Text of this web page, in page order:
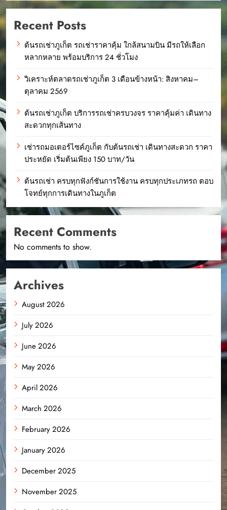
Recent Posts
ต้นรถเช่าภูเก็ต รถเช่าราคาคุ้ม ใกล้สนามบิน มีรถให้เลือก
หลากหลาย พร้อมบริการ 24 ชั่วโมง
วิเคราะห์ตลาดรถเช่าภูเก็ต 3 เดือนข้างหน้า: สิงหาคม–
ตุลาคม 2569
ต้นรถเช่าภูเก็ต บริการรถเช่าครบวงจร ราคาคุ้มค่า เดินทาง
สะดวกทุกเส้นทาง
เช่ารถมอเตอร์ไซค์ภูเก็ต กับต้นรถเช่า เดินทางสะดวก ราคา
ประหยัด เริ่มต้นเพียง 150 บาท/วัน
ต้นรถเช่า ครบทุกฟังก์ชันการใช้งาน ครบทุกประเภทรถ ตอบ
โจทย์ทุกการเดินทางในภูเก็ต
Recent Comments
No comments to show.
Archives
August 2026
July 2026
June 2026
May 2026
April 2026
March 2026
February 2026
January 2026
December 2025
November 2025